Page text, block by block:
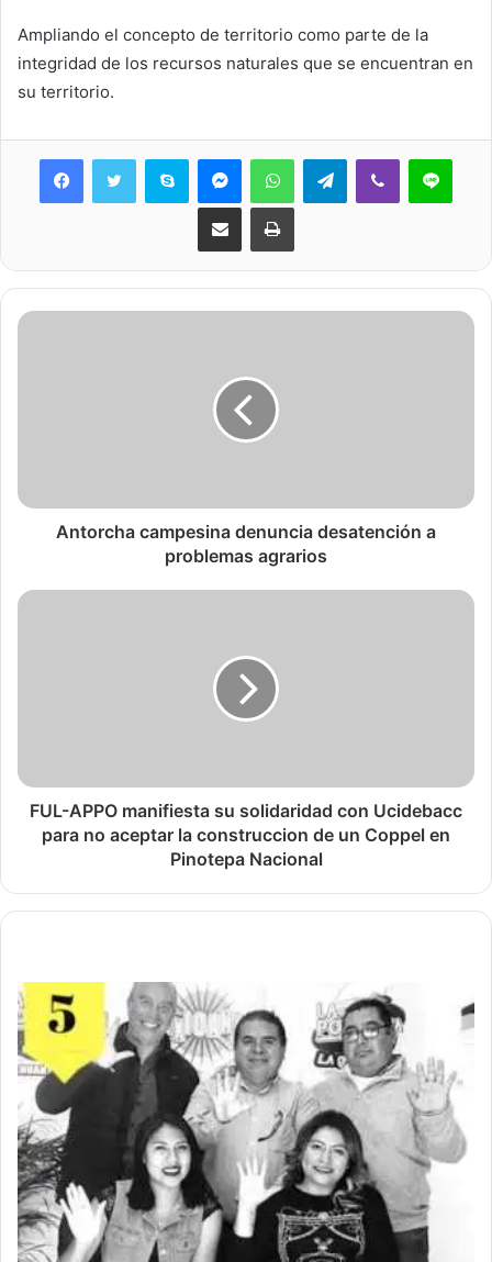
Ampliando el concepto de territorio como parte de la
integridad de los recursos naturales que se encuentran en
su territorio.
Skype MessengerWhatsAppTelegramViber Line
Share via Email Print
Antorcha campesina denuncia desatención a
problemas agrarios
FUL-APPO manifiesta su solidaridad con Ucidebacc
para no aceptar la construccion de un Coppel en
Pinotepa Nacional